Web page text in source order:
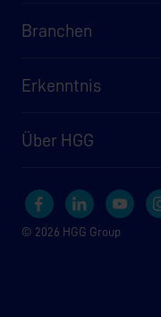
Branchen
Erkenntnis
Über HGG
© 2026 HGG Group